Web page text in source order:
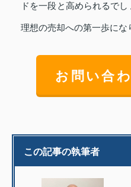
ドを一段と高められるで
理想の売却への第一歩にな
お問い合
この記事の執筆者